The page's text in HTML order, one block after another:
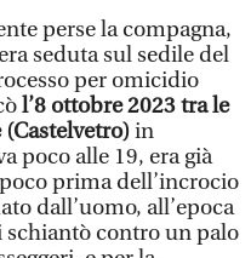
perse la compagna,
seduta sul sedile del
per omicidio
l’8 ottobre 2023 tra le
in
poco alle 19, era già
prima dell’incrocio
dall’uomo, all’epoca
contro un palo